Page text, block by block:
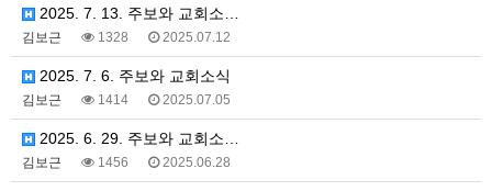
2025. 7. 13. 주보와 교회소…
김보근 1328 2025.07.12
2025. 7. 6. 주보와 교회소식
김보근 1414 2025.07.05
2025. 6. 29. 주보와 교회소…
김보근 1456 2025.06.28